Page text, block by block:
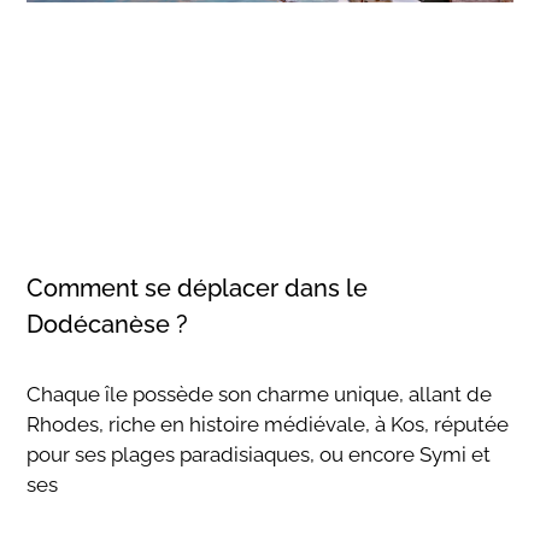
Comment se déplacer dans le
Dodécanèse ?
Chaque île possède son charme unique, allant de
Rhodes, riche en histoire médiévale, à Kos, réputée
pour ses plages paradisiaques, ou encore Symi et
ses